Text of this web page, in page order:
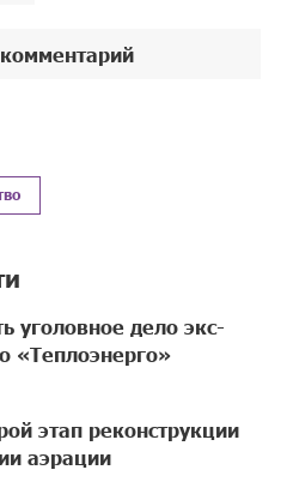
уголовное дело экс-
«Теплоэнерго»
этап реконструкции
аэрации